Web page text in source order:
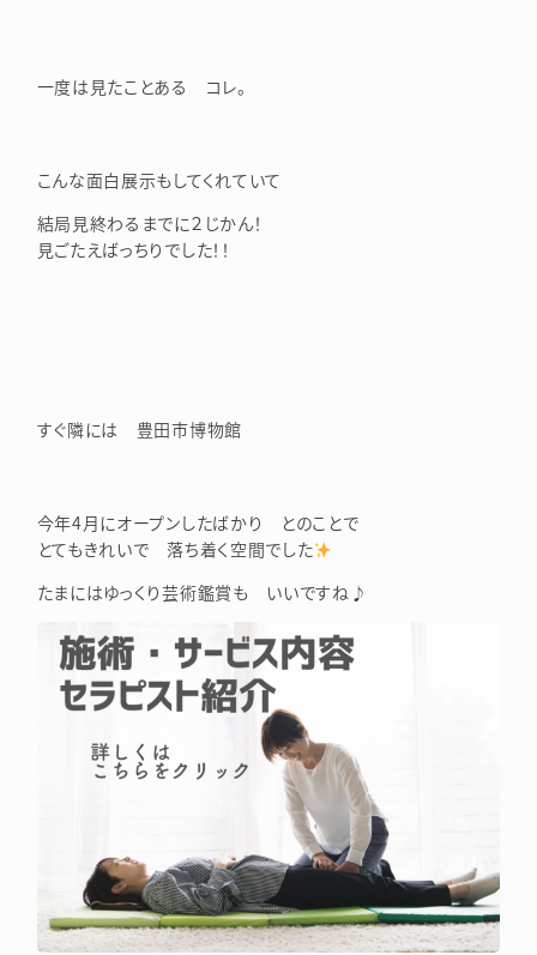
一度は見たことある コレ。
こんな面白展示もしてくれていて
結局見終わるまでに２じかん！
見ごたえばっちりでした！！
すぐ隣には 豊田市博物館
今年4月にオープンしたばかり とのことで
とてもきれいで 落ち着く空間でした
たまにはゆっくり芸術鑑賞も いいですね♪